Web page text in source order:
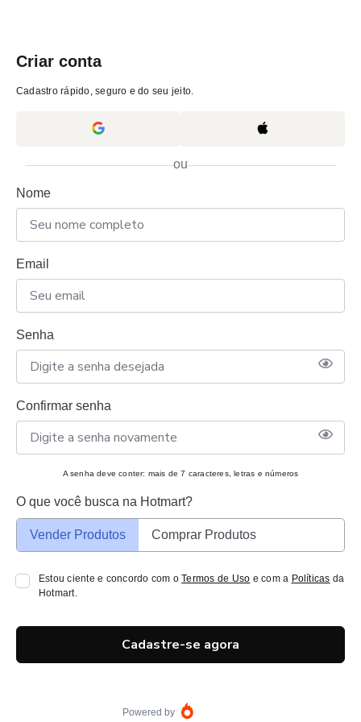
Criar conta
Cadastro rápido, seguro e do seu jeito.
ou
Nome
Email
Senha
Confirmar senha
A senha deve conter: mais de 7 caracteres, letras e números
O que você busca na Hotmart?
Vender Produtos Comprar Produtos
Estou ciente e concordo com oTermos de Uso e com a Políticas da
Hotmart.
Cadastre-se agora
Powered by